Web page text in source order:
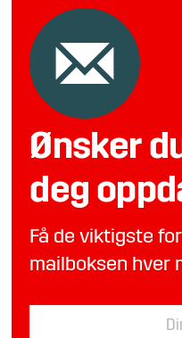
Ønsker
deg
Få de viktigste
mailboksen hver